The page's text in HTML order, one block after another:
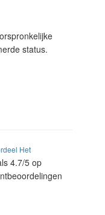
status.
Het
4.7/5 op